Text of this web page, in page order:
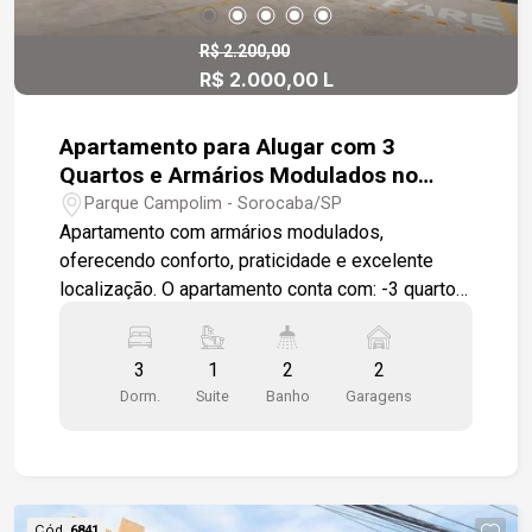
R$ 2.200,00
R$ 2.000,00 L
Apartamento para Alugar com 3
Quartos e Armários Modulados no
Condomínio Barão de Iguatemi,
Sorocaba/SP
Parque Campolim - Sorocaba/SP
Apartamento com armários modulados,
oferecendo conforto, praticidade e excelente
localização. O apartamento conta com: -3 quartos,
e rack para TV -Varanda gourmet -Cozinha
modulada -Área de serviço -Banheiro social com
box em vidro e gabinete -Armários modulados
completa: -Piscina -Salão de festas -Academia -
3
Dorm.
1
Suite
2
Banho
2
Garagens